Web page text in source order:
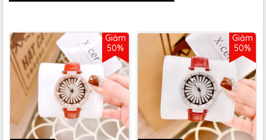
Giảm
50%
Giảm
50%